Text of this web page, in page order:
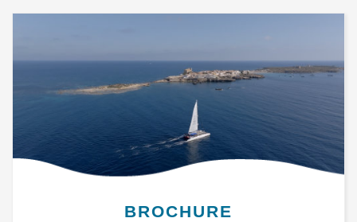
BROCHURE